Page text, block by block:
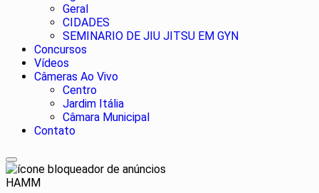
Geral
CIDADES
SEMINARIO DE JIU JITSU EM GYN
Concursos
Vídeos
Câmeras Ao Vivo
Centro
Jardim Itália
Câmara Municipal
Contato
HAMM